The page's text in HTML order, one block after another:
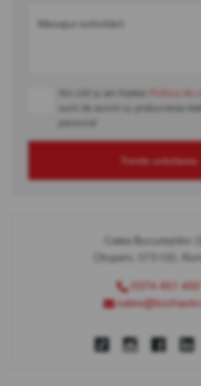
Mesajul solicitării
Am citit și am înțeles Politica de
sunt de acord cu prelucrarea
personal
Trimite solicitarea
Calea Bucureștilor
Otopeni, 075100,
0374 451 400